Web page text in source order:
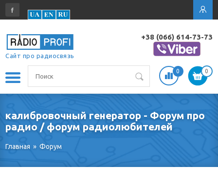
Сайт про радиосвязь
+38 (066) 614-73-73
0 0
калибровочный генератор - Форум про
радио / форум радиолюбителей
Главная » Форум